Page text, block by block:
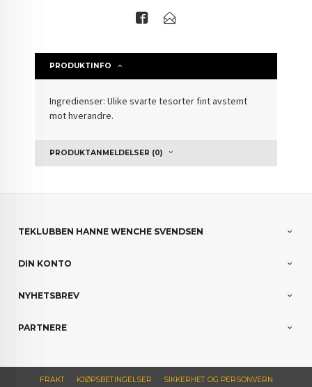
PRODUKTINFO
Ingredienser: Ulike svarte tesorter fint avstemt
mot hverandre.
PRODUKTANMELDELSER (0)
TEKLUBBEN HANNE WENCHE SVENDSEN
DIN KONTO
NYHETSBREV
PARTNERE
FRAKT KJØPSBETINGELSER SIKKERHET OG PERSONVERN